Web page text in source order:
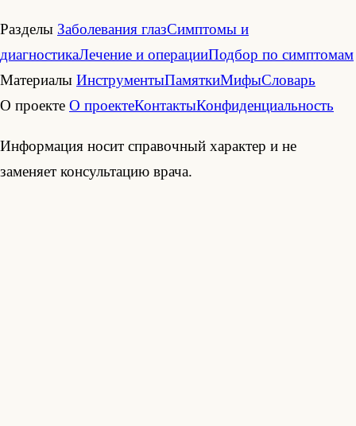
Разделы Заболевания глазСимптомы и
диагностикаЛечение и операцииПодбор по симптомам
Материалы ИнструментыПамяткиМифыСловарь
О проекте О проектеКонтактыКонфиденциальность
Информация носит справочный характер и не
заменяет консультацию врача.